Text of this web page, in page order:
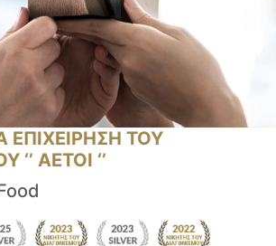
ΕΠΙΧΕΙΡΗΣΗ ΤΟΥ
ΑΕΤΟΙ ‘’